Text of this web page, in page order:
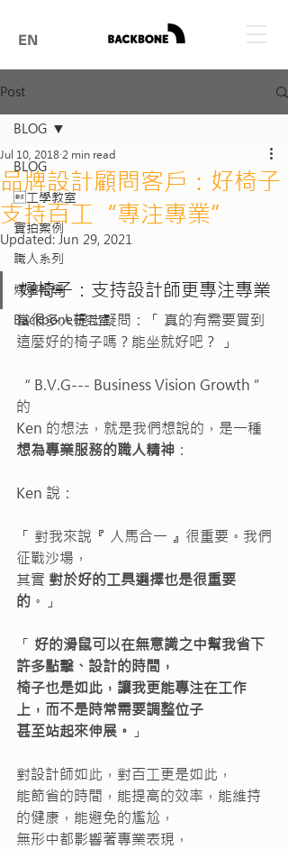
EN
Post
BLOG
工學教室
實拍案例
職人系列
媒體報導
Backbone研究室
BLOG
品牌設計顧問客戶：好椅子
支持百工“專注專業”
Jul 10, 20182 min read
Updated: Jun 29, 2021
好椅子：支持設計師更專注專業
當很多人提出疑問：「 真的有需要買到
這麼好的椅子嗎？能坐就好吧？ 」
“ B.V.G--- Business Vision Growth ”
的
Ken 的想法，就是我們想說的，是一種
想為專業服務的職人精神 ：
Ken 說：
「 對我來說『 人馬合一 』很重要。我們
征戰沙場，
其實 對於好的工具選擇也是很重要
的 。」
「 好的滑鼠可以在無意識之中幫我省下
許多點擊、設計的時間，
椅子也是如此，讓我更能專注在工作
上，而不是時常需要調整位子
甚至站起來伸展。 」
對設計師如此，對百工更是如此，
能節省的時間，能提高的效率，能維持
的健康，能避免的尷尬，
無形中都影響著專業表現，